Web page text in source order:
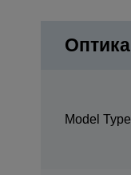
Оптика
Model Type